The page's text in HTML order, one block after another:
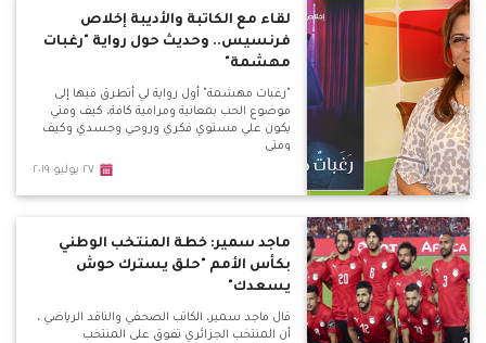
لقاء مع الكاتبة والأديبة إخلاص
فرنسيس.. وحديث حول رواية "رغبات
مهشمة"
"رغبات مهشمة" أول رواية لي أتطرق فيها إلى
موضوع الحب بمعانية ومرامية كافة، كيف ومتي
يكون علي مستوي فكري وروحي وجسدي وكيف
ومتي
٢٧ يوليو ٢٠١٩
ماجد سمير: خطة المنتخب الوطني
بكأس الأمم "حلق يسترك حوش
يسعدك"
قال ماجد سمير، الكاتب الصحفي والناقد الرياضي ،
أن المنتخب الجزائري تفوق على المنتخب